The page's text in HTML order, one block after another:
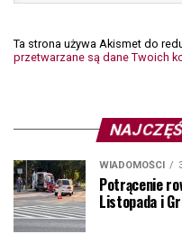
Ta strona używa Akismet do
przetwarzane są dane Twoich
WIADOMOŚCI
Potrącenie
Listopada i